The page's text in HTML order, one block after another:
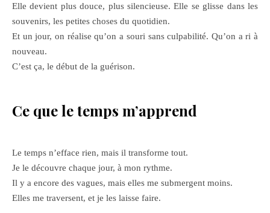
Elle devient plus douce, plus silencieuse. Elle se glisse dans les
souvenirs, les petites choses du quotidien.
Et un jour, on réalise qu’on a souri sans culpabilité. Qu’on a ri à
nouveau.
C’est ça, le début de la guérison.
Ce que le temps m’apprend
Le temps n’efface rien, mais il transforme tout.
Je le découvre chaque jour, à mon rythme.
Il y a encore des vagues, mais elles me submergent moins.
Elles me traversent, et je les laisse faire.